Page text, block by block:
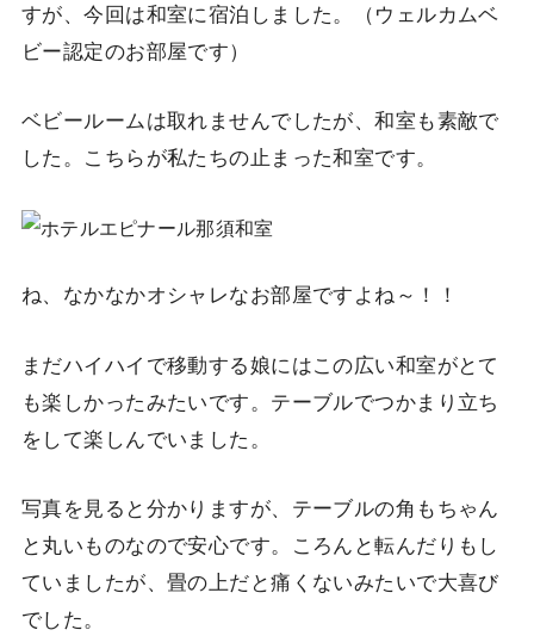
すが、今回は和室に宿泊しました。（ウェルカムベ
ビー認定のお部屋です）
ベビールームは取れませんでしたが、和室も素敵で
した。こちらが私たちの止まった和室です。
ね、なかなかオシャレなお部屋ですよね～！！
まだハイハイで移動する娘にはこの広い和室がとて
も楽しかったみたいです。テーブルでつかまり立ち
をして楽しんでいました。
写真を見ると分かりますが、テーブルの角もちゃん
と丸いものなので安心です。ころんと転んだりもし
ていましたが、畳の上だと痛くないみたいで大喜び
でした。